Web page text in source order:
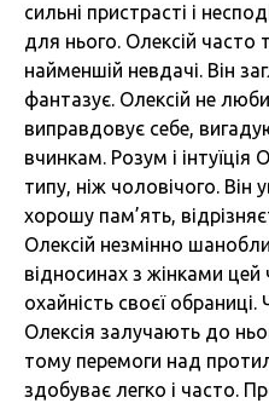
сильні пристрасті і
для нього. Олексій часто
найменшій невдачі. Він
фантазує. Олексій не
виправдовує себе,
вчинкам. Розум і
типу, ніж чоловічого.
хорошу пам’ять,
Олексій незмінно
відносинах з жінками цей
охайність своєї обраниці.
Олексія залучають до
тому перемоги над
здобуває легко і часто.